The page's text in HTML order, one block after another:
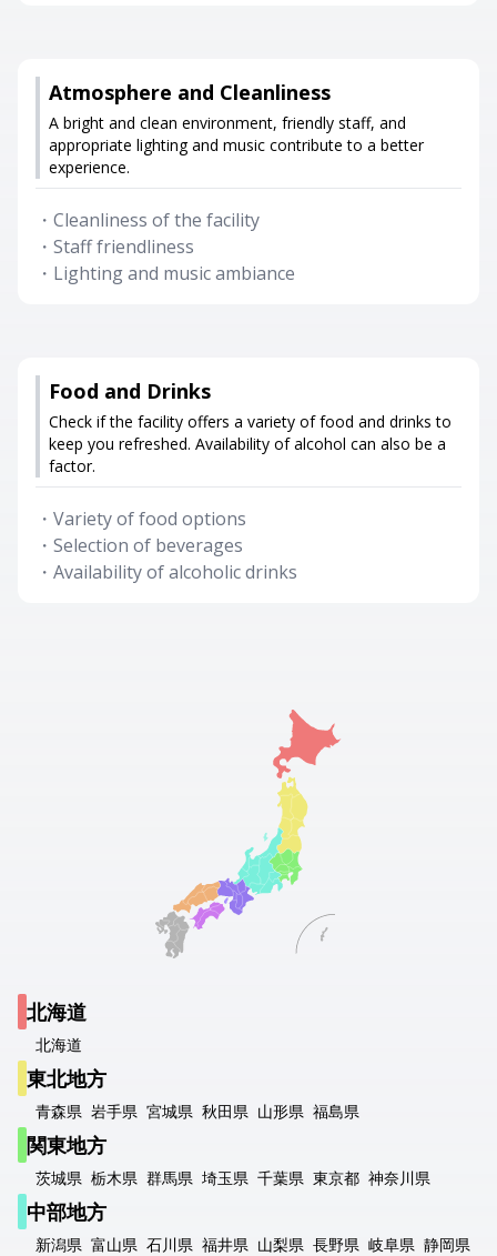
Atmosphere and Cleanliness
A bright and clean environment, friendly staff, and
appropriate lighting and music contribute to a better
experience.
・ Cleanliness of the facility
・ Staff friendliness
・ Lighting and music ambiance
Food and Drinks
Check if the facility offers a variety of food and drinks to
keep you refreshed. Availability of alcohol can also be a
factor.
・ Variety of food options
・ Selection of beverages
・ Availability of alcoholic drinks
北海道
北海道
東北地方
青森県 岩手県 宮城県 秋田県 山形県 福島県
関東地方
茨城県 栃木県 群馬県 埼玉県 千葉県 東京都 神奈川県
中部地方
新潟県 富山県 石川県 福井県 山梨県 長野県 岐阜県 静岡県